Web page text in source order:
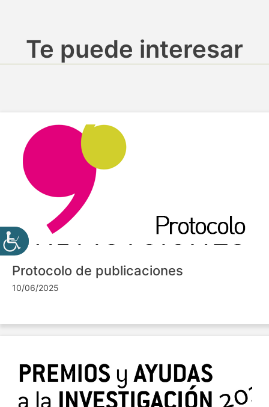
Te puede interesar
Protocolo de publicaciones
10/06/2025